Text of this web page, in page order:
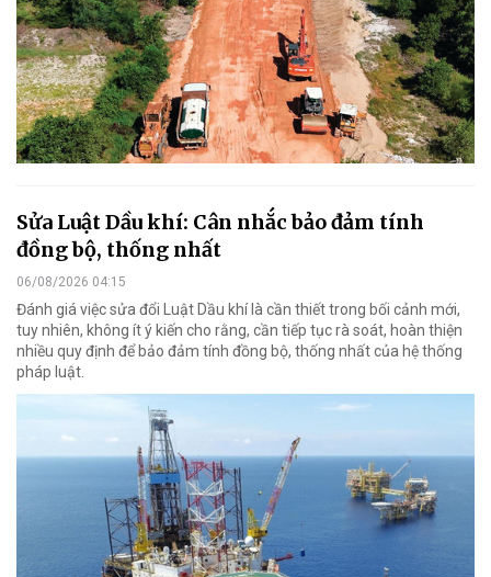
Sửa Luật Dầu khí: Cân nhắc bảo đảm tính
đồng bộ, thống nhất
06/08/2026 04:15
Đánh giá việc sửa đổi Luật Dầu khí là cần thiết trong bối cảnh mới,
tuy nhiên, không ít ý kiến cho rằng, cần tiếp tục rà soát, hoàn thiện
nhiều quy định để bảo đảm tính đồng bộ, thống nhất của hệ thống
pháp luật.